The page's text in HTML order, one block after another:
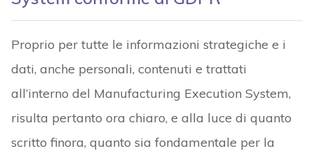
Proprio per tutte le informazioni strategiche e i
dati, anche personali, contenuti e trattati
all’interno del Manufacturing Execution System,
risulta pertanto ora chiaro, e alla luce di quanto
scritto finora, quanto sia fondamentale per la